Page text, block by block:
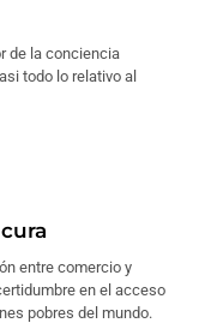
de la conciencia
todo lo relativo al
entre comercio y
en el acceso
pobres del mundo.